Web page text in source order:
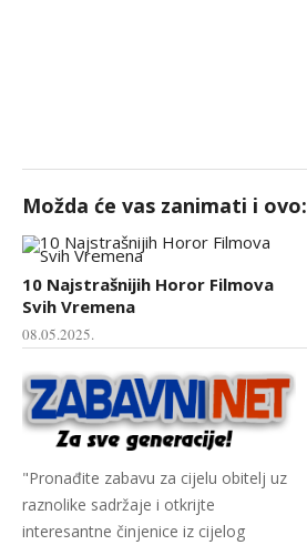
Možda će vas zanimati i ovo:
10 Najstrašnijih Horor Filmova
Svih Vremena
08.05.2025.
"Pronađite zabavu za cijelu obitelj uz
raznolike sadržaje i otkrijte
interesantne činjenice iz cijelog